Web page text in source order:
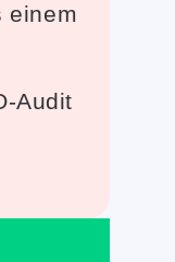
einem
Audit